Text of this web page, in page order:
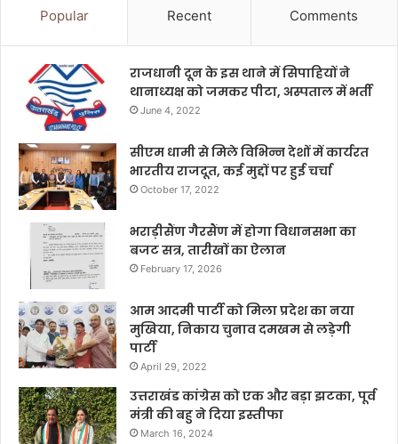
Popular Recent Comments
राजधानी दून के इस थाने में सिपाहियों ने
थानाध्यक्ष को जमकर पीटा, अस्पताल में भर्ती
June 4, 2022
सीएम धामी से मिले विभिन्न देशों में कार्यरत
भारतीय राजदूत, कई मुद्दों पर हुई चर्चा
October 17, 2022
भराड़ीसैंण गैरसैंण में होगा विधानसभा का
बजट सत्र, तारीखों का ऐलान
February 17, 2026
आम आदमी पार्टी को मिला प्रदेश का नया
मुखिया, निकाय चुनाव दमखम से लड़ेगी
पार्टी
April 29, 2022
उत्तराखंड कांग्रेस को एक और बड़ा झटका, पूर्व
मंत्री की बहु ने दिया इस्तीफा
March 16, 2024